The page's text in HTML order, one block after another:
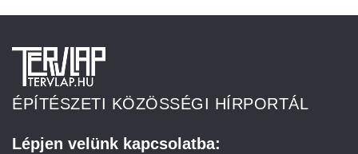
ÉPÍTÉSZETI KÖZÖSSÉGI HÍRPORTÁL
Lépjen velünk kapcsolatba: